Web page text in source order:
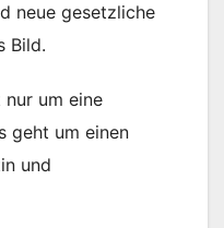
neue gesetzliche
Bild.
um eine
geht um einen
und